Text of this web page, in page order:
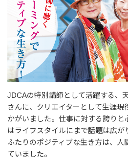
JDCAの特別講師として活躍する、
さんに、クリエイターとして生涯現
かがいました。仕事に対する誇りと
はライフスタイルにまで話題は広が
ふたりのポジティブな生き方は、人
ていました。